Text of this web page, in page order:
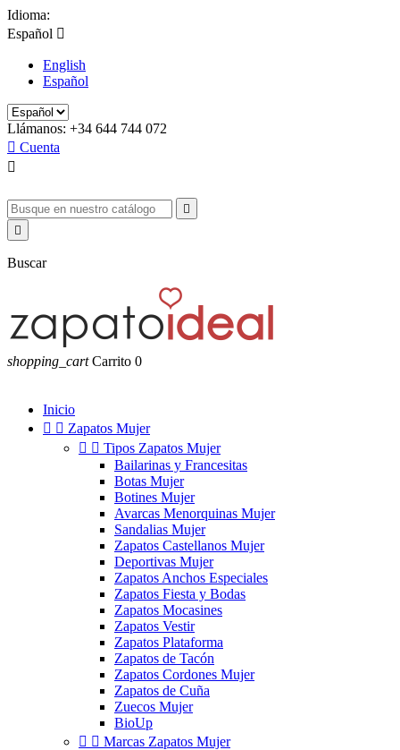
Idioma:
Español 
English
Español
Llámanos: +34 644 744 072
 Cuenta



Buscar
shopping_cart Carrito 0
Inicio
  Zapatos Mujer
  Tipos Zapatos Mujer
Bailarinas y Francesitas
Botas Mujer
Botines Mujer
Avarcas Menorquinas Mujer
Sandalias Mujer
Zapatos Castellanos Mujer
Deportivas Mujer
Zapatos Anchos Especiales
Zapatos Fiesta y Bodas
Zapatos Mocasines
Zapatos Vestir
Zapatos Plataforma
Zapatos de Tacón
Zapatos Cordones Mujer
Zapatos de Cuña
Zuecos Mujer
BioUp
  Marcas Zapatos Mujer